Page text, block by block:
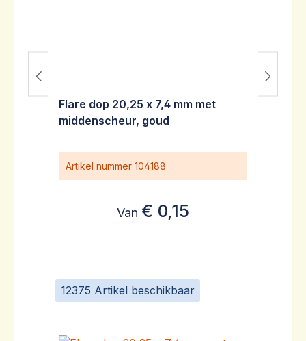
12375 Artikel beschikbaar
Flare dop 20,25 x 7,4 mm met
middenscheur, goud
Artikel nummer 104188
Van € 0,15